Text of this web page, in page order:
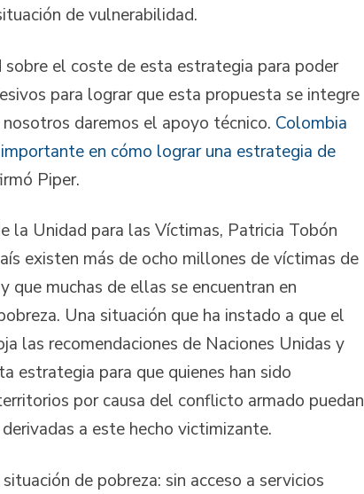
de vulnerabilidad.
sobre el coste de esta estrategia para poder
para lograr que esta propuesta se integre
daremos el apoyo técnico. Colombia
en cómo lograr una estrategia de
Piper.
la Unidad para las Víctimas, Patricia Tobón
existen más de ocho millones de víctimas de
que muchas de ellas se encuentran en
Una situación que ha instado a que el
las recomendaciones de Naciones Unidas y
estrategia para que quienes han sido
por causa del conflicto armado puedan
a este hecho victimizante.
de pobreza: sin acceso a servicios